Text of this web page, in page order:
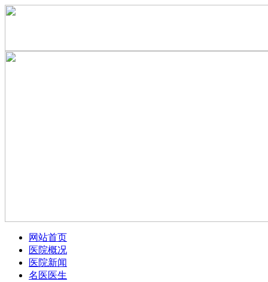
网站首页
医院概况
医院新闻
名医医生